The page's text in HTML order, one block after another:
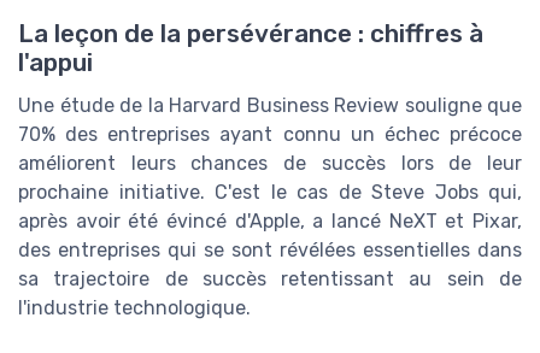
La leçon de la persévérance : chiffres à
l'appui
Une étude de la Harvard Business Review souligne que
70% des entreprises ayant connu un échec précoce
améliorent leurs chances de succès lors de leur
prochaine initiative. C'est le cas de Steve Jobs qui,
après avoir été évincé d'Apple, a lancé NeXT et Pixar,
des entreprises qui se sont révélées essentielles dans
sa trajectoire de succès retentissant au sein de
l'industrie technologique.